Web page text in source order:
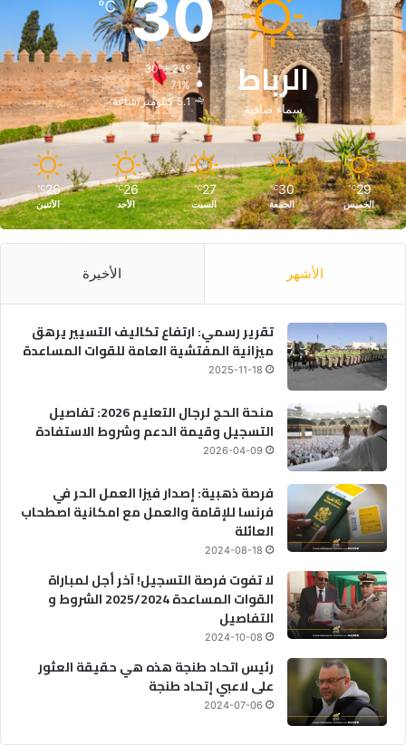
الرباط
سماء صافية
30
℃
30º - 24º
71%
5.1 كيلومتر/ساعة
29
℃
الخميس
30
℃
الجمعة
27
℃
السبت
26
℃
الأحد
26
℃
الأثنين
الأشهر الأخيرة
تقرير رسمي: ارتفاع تكاليف التسيير يرهق
ميزانية المفتشية العامة للقوات المساعدة
2025-11-18
منحة الحج لرجال التعليم 2026: تفاصيل
التسجيل وقيمة الدعم وشروط الاستفادة
2026-04-09
فرصة ذهبية: إصدار فيزا العمل الحر في
فرنسا للإقامة والعمل مع امكانية اصطحاب
العائلة
2024-08-18
لا تفوت فرصة التسجيل! آخر أجل لمباراة
القوات المساعدة 2025/2024 الشروط و
التفاصيل
2024-10-08
رئيس اتحاد طنجة هذه هي حقيقة العثور
على لاعبي إتحاد طنجة
2024-07-06